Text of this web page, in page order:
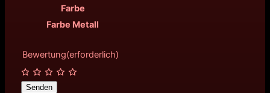
r
1
4
.
Farbe
Farbe Metall
Bewertung(erforderlich)
Senden